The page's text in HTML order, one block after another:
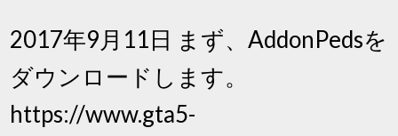
2017年9月11日 まず、AddonPedsを
ダウンロードします。
https://www.gta5-